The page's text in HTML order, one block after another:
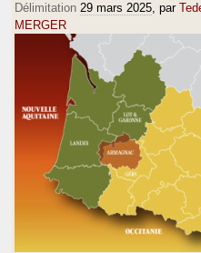
Délimitation 29 mars 2025, par
MERGER